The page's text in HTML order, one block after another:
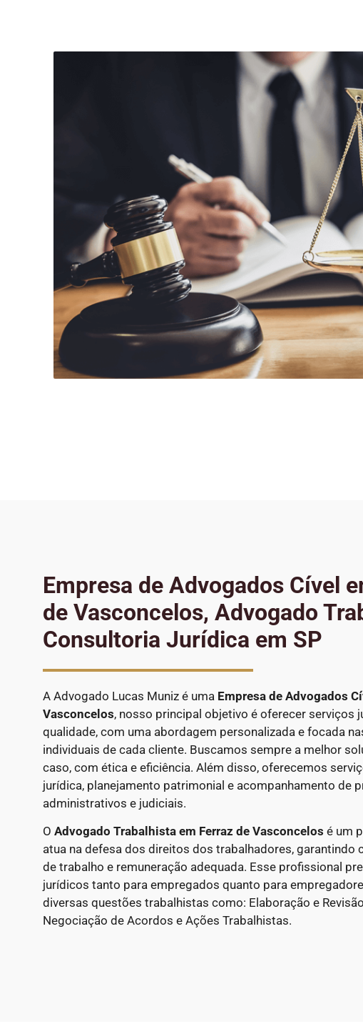
Empresa de Advogados Cível
de Vasconcelos, Advogado
Consultoria Jurídica em SP
A Advogado Lucas Muniz é uma Empresa de Advogados
Vasconcelos, nosso principal objetivo é oferecer serviços
qualidade, com uma abordagem personalizada e focada
individuais de cada cliente. Buscamos sempre a melhor
caso, com ética e eficiência. Além disso, oferecemos
jurídica, planejamento patrimonial e acompanhamento de
administrativos e judiciais.
O Advogado Trabalhista em Ferraz de Vasconcelos é um
atua na defesa dos direitos dos trabalhadores, garantindo
de trabalho e remuneração adequada. Esse profissional
jurídicos tanto para empregados quanto para
diversas questões trabalhistas como: Elaboração e
Negociação de Acordos e Ações Trabalhistas.